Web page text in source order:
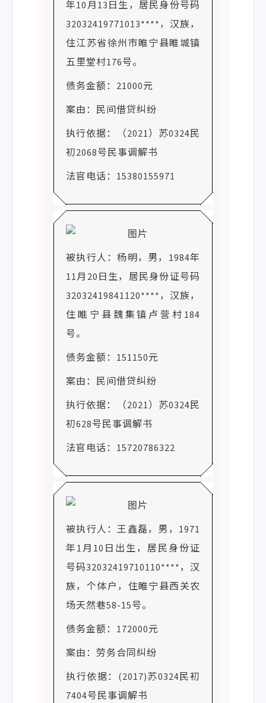
年10月13日生，居民身份号码
32032419771013****，汉族，
住江苏省徐州市睢宁县睢城镇
五里堂村176号。
债务金额：21000元
案由：民间借贷纠纷
执行依据：（2021）苏0324民
初2068号民事调解书
法官电话：15380155971
被执行人：杨明，男，1984年
11月20日生，居民身份证号码
32032419841120****，汉族，
住睢宁县魏集镇卢营村184
号。
债务金额：151150元
案由：民间借贷纠纷
执行依据：（2021）苏0324民
初628号民事调解书
法官电话：15720786322
被执行人：王鑫磊，男，1971
年1月10日出生，居民身份证
号码32032419710110****，汉
族，个体户，住睢宁县西关农
场天然巷58-15号。
债务金额：172000元
案由：劳务合同纠纷
执行依据：(2017)苏0324民初
7404号民事调解书